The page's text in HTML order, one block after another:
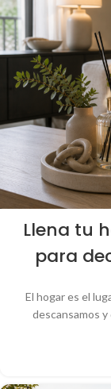
Llena tu
para
El hogar es el
descansamos